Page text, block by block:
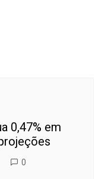
0,47% em
0